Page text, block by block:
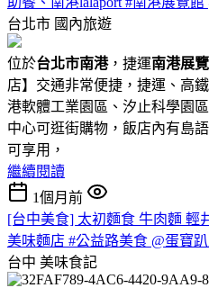
台北市 國內旅遊
位於台北市南港，捷運南港展
店】交通非常便捷，捷運、高
港軟體工業園區、汐止科學園
中心可逛街購物，飯店內有島
可享用，
繼續閱讀
1個月前
[台中美食] 太初麵食 牛肉麵 輕
美味麵店 #公益路美食 @蛋寶
台中 美味食記